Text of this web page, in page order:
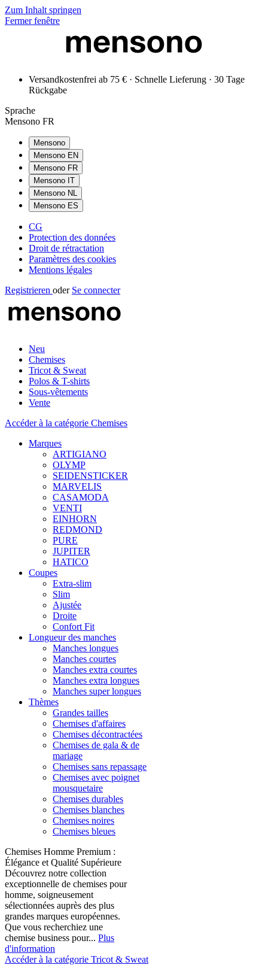
Zum Inhalt springen
Fermer fenêtre
Versandkostenfrei ab 75 € · Schnelle Lieferung · 30 Tage
Rückgabe
Sprache
Mensono FR
Mensono
Mensono EN
Mensono FR
Mensono IT
Mensono NL
Mensono ES
CG
Protection des données
Droit de rétractation
Paramètres des cookies
Mentions légales
Registrieren oder Se connecter
Neu
Chemises
Tricot & Sweat
Polos & T-shirts
Sous-vêtements
Vente
Accéder à la catégorie Chemises
Marques
ARTIGIANO
OLYMP
SEIDENSTICKER
MARVELIS
CASAMODA
VENTI
EINHORN
REDMOND
PURE
JUPITER
HATICO
Coupes
Extra-slim
Slim
Ajustée
Droite
Confort Fit
Longueur des manches
Manches longues
Manches courtes
Manches extra courtes
Manches extra longues
Manches super longues
Thèmes
Grandes tailles
Chemises d'affaires
Chemises décontractées
Chemises de gala & de
mariage
Chemises sans repassage
Chemises avec poignet
mousquetaire
Chemises durables
Chemises blanches
Chemises noires
Chemises bleues
Chemises Homme Premium :
Élégance et Qualité Supérieure
Découvrez notre collection
exceptionnelle de chemises pour
homme, soigneusement
sélectionnées auprès des plus
grandes marques européennes.
Que vous recherchiez une
chemise business pour... Plus
d'information
Accéder à la catégorie Tricot & Sweat